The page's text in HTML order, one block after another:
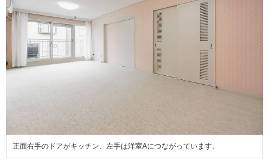
正面右手のドアがキッチン、左手は洋室Aにつながっています。